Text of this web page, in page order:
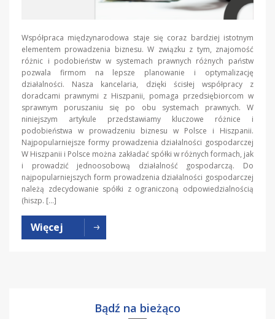
Współpraca międzynarodowa staje się coraz bardziej istotnym
elementem prowadzenia biznesu. W związku z tym, znajomość
różnic i podobieństw w systemach prawnych różnych państw
pozwala firmom na lepsze planowanie i optymalizację
działalności. Nasza kancelaria, dzięki ścisłej współpracy z
doradcami prawnymi z Hiszpanii, pomaga przedsiębiorcom w
sprawnym poruszaniu się po obu systemach prawnych. W
niniejszym artykule przedstawiamy kluczowe różnice i
podobieństwa w prowadzeniu biznesu w Polsce i Hiszpanii.
Najpopularniejsze formy prowadzenia działalności gospodarczej
W Hiszpanii i Polsce można zakładać spółki w różnych formach, jak
i prowadzić jednoosobową działalność gospodarczą. Do
najpopularniejszych form prowadzenia działalności gospodarczej
należą zdecydowanie spółki z ograniczoną odpowiedzialnością
(hiszp. […]
Więcej
Bądź na bieżąco